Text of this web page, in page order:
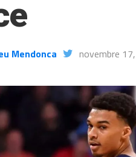
Mendonca novembre